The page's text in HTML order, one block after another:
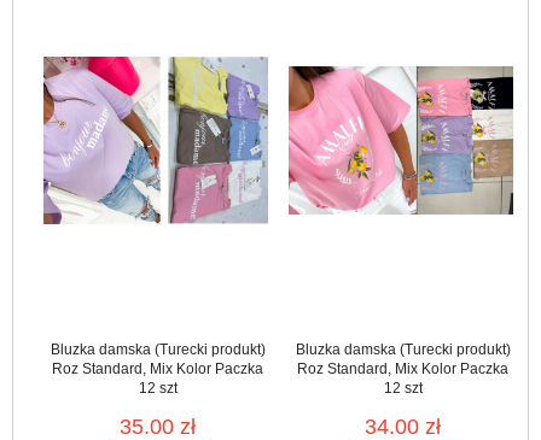
Bluzka damska (Turecki produkt)
Roz Standard, Mix Kolor Paczka
12 szt
35.00 zł
Bluzka damska (Turecki produkt)
Roz Standard, Mix Kolor Paczka
12 szt
34.00 zł